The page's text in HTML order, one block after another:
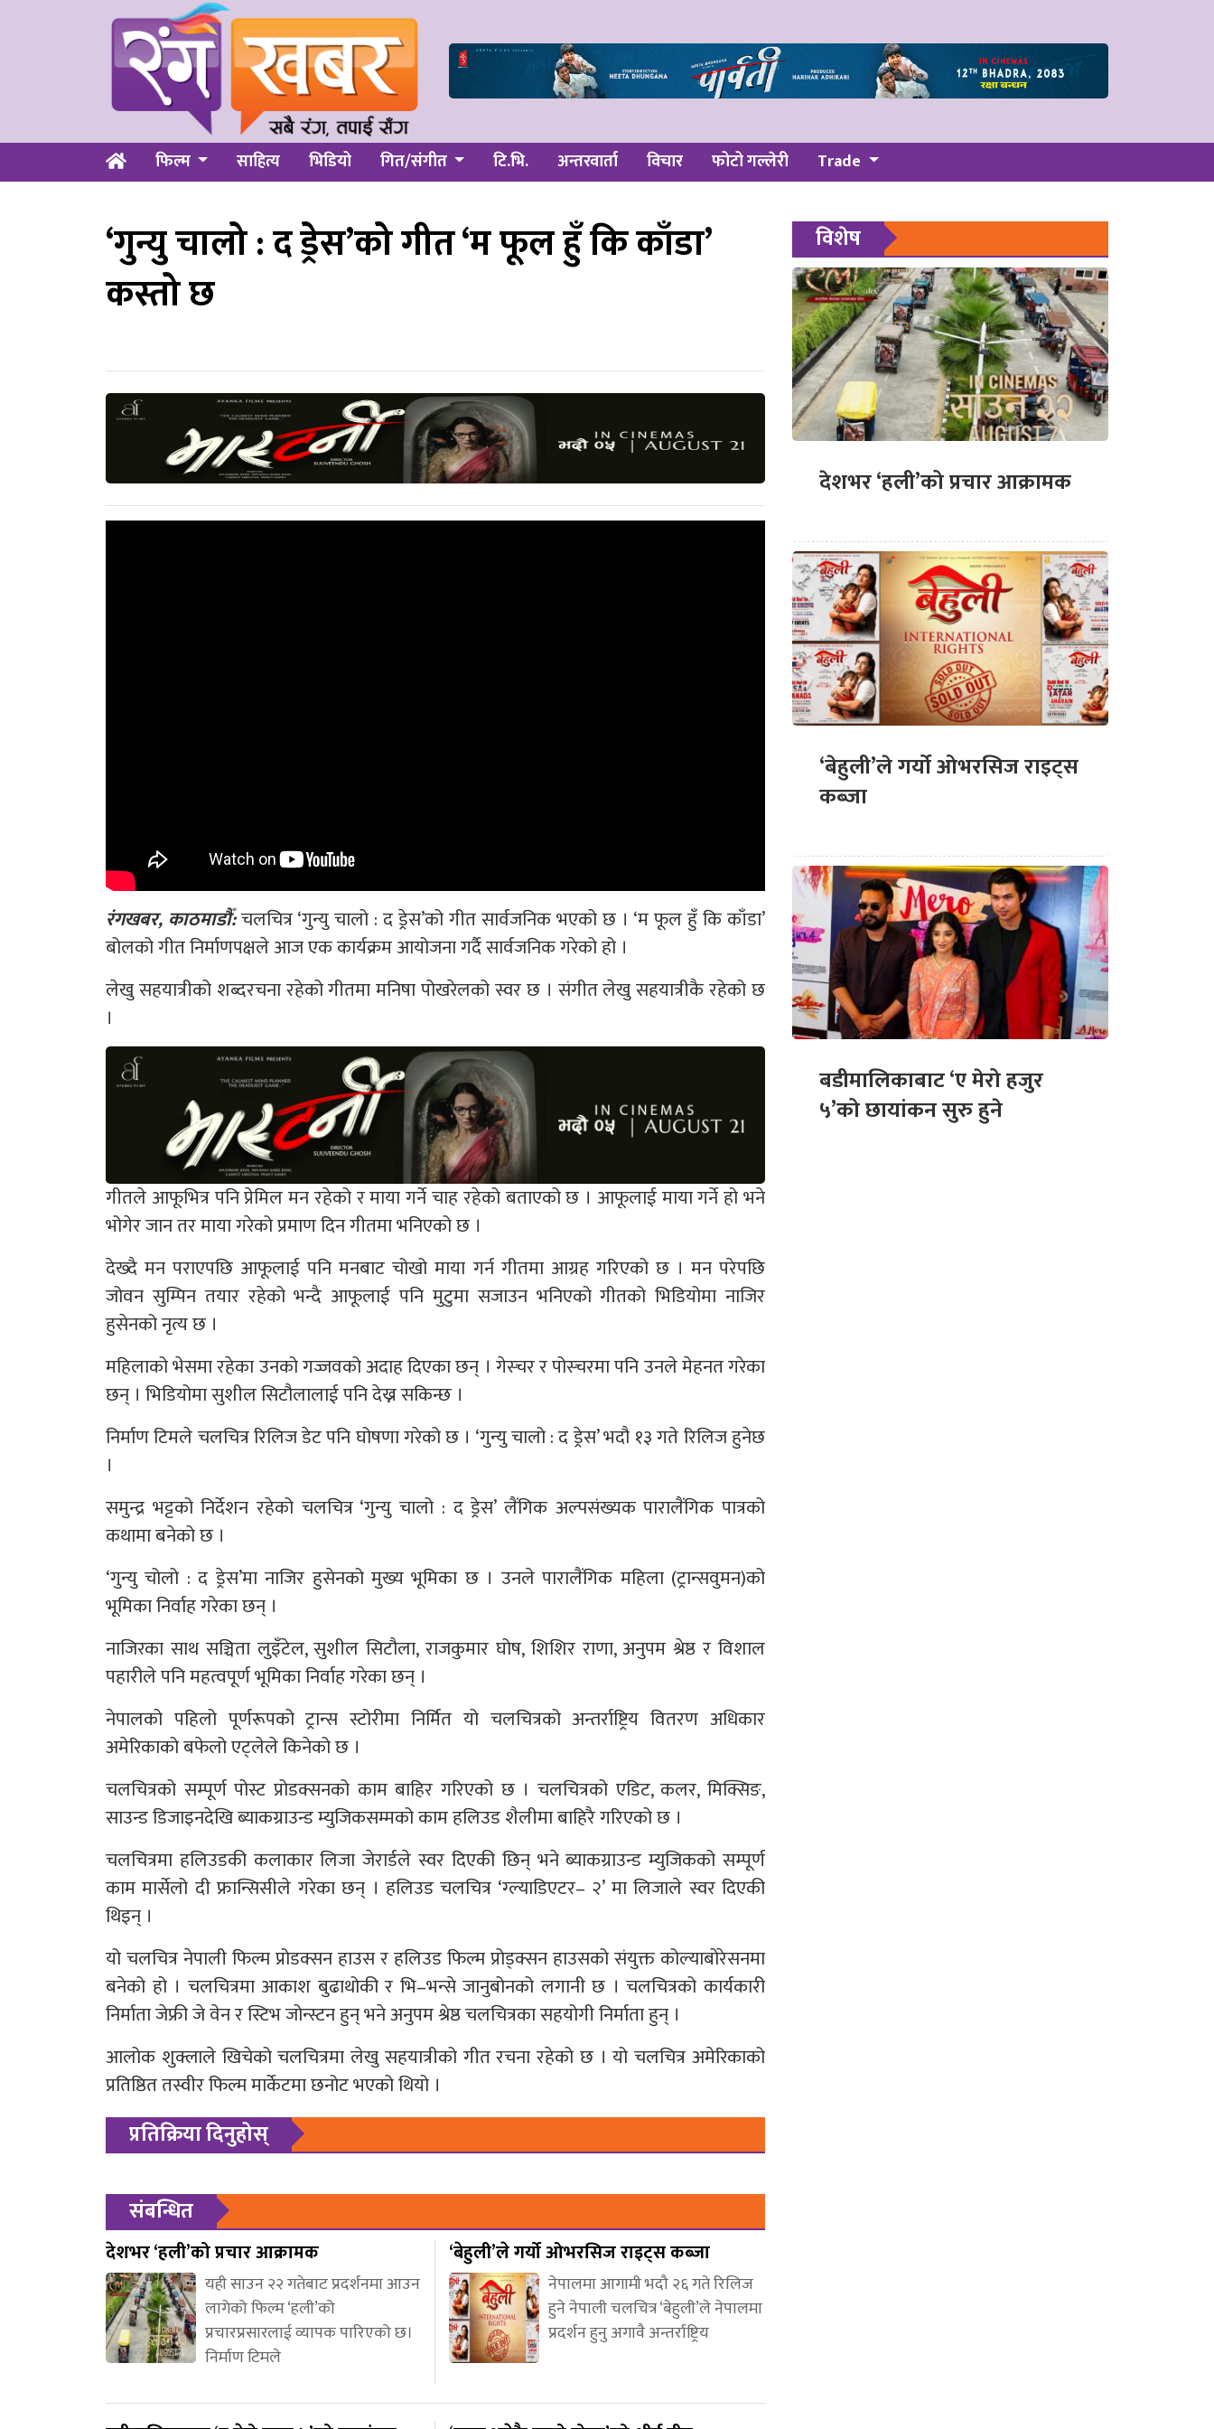
फिल्म साहित्य भिडियो गित/संगीत टि.भि. अन्तरवार्ता विचार फोटो गल्लेरी Trade
‘गुन्यु चालो : द ड्रेस’को गीत ‘म फूल हुँ कि काँडा’
कस्तो छ
रंगखबर, काठमाडौँ:चलचित्र ‘गुन्यु चालो : द ड्रेस’को गीत सार्वजनिक भएको छ । ‘म फूल हुँ कि काँडा’
बोलको गीत निर्माणपक्षले आज एक कार्यक्रम आयोजना गर्दै सार्वजनिक गरेको हो ।
लेखु सहयात्रीको शब्दरचना रहेको गीतमा मनिषा पोखरेलको स्वर छ । संगीत लेखु सहयात्रीकै रहेको छ
।
गीतले आफूभित्र पनि प्रेमिल मन रहेको र माया गर्ने चाह रहेको बताएको छ । आफूलाई माया गर्ने हो भने
भोगेर जान तर माया गरेको प्रमाण दिन गीतमा भनिएको छ ।
देख्दै मन पराएपछि आफूलाई पनि मनबाट चोखो माया गर्न गीतमा आग्रह गरिएको छ । मन परेपछि
जोवन सुम्पिन तयार रहेको भन्दै आफूलाई पनि मुटुमा सजाउन भनिएको गीतको भिडियोमा नाजिर
हुसेनको नृत्य छ ।
महिलाको भेसमा रहेका उनको गज्जवको अदाह दिएका छन् । गेस्चर र पोस्चरमा पनि उनले मेहनत गरेका
छन् । भिडियोमा सुशील सिटौलालाई पनि देख्न सकिन्छ ।
निर्माण टिमले चलचित्र रिलिज डेट पनि घोषणा गरेको छ । ‘गुन्यु चालो : द ड्रेस’ भदौ १३ गते रिलिज हुनेछ
।
समुन्द्र भट्टको निर्देशन रहेको चलचित्र ‘गुन्यु चालो : द ड्रेस’ लैंगिक अल्पसंख्यक पारालैंगिक पात्रको
कथामा बनेको छ ।
‘गुन्यु चोलो : द ड्रेस’मा नाजिर हुसेनको मुख्य भूमिका छ । उनले पारालैंगिक महिला (ट्रान्सवुमन)को
भूमिका निर्वाह गरेका छन् ।
नाजिरका साथ सञ्चिता लुइँटेल, सुशील सिटौला, राजकुमार घोष, शिशिर राणा, अनुपम श्रेष्ठ र विशाल
पहारीले पनि महत्वपूर्ण भूमिका निर्वाह गरेका छन् ।
नेपालको पहिलो पूर्णरूपको ट्रान्स स्टोरीमा निर्मित यो चलचित्रको अन्तर्राष्ट्रिय वितरण अधिकार
अमेरिकाको बफेलो एट्लेले किनेको छ ।
चलचित्रको सम्पूर्ण पोस्ट प्रोडक्सनको काम बाहिर गरिएको छ । चलचित्रको एडिट, कलर, मिक्सिङ,
साउन्ड डिजाइनदेखि ब्याकग्राउन्ड म्युजिकसम्मको काम हलिउड शैलीमा बाहिरै गरिएको छ ।
चलचित्रमा हलिउडकी कलाकार लिजा जेरार्डले स्वर दिएकी छिन् भने ब्याकग्राउन्ड म्युजिकको सम्पूर्ण
काम मार्सेलो दी फ्रान्सिसीले गरेका छन् । हलिउड चलचित्र ‘ग्ल्याडिएटर– २’ मा लिजाले स्वर दिएकी
थिइन् ।
यो चलचित्र नेपाली फिल्म प्रोडक्सन हाउस र हलिउड फिल्म प्रोड्क्सन हाउसको संयुक्त कोल्याबोरेसनमा
बनेको हो । चलचित्रमा आकाश बुढाथोकी र भि–भन्से जानुबोनको लगानी छ । चलचित्रको कार्यकारी
निर्माता जेफ्री जे वेन र स्टिभ जोन्स्टन हुन् भने अनुपम श्रेष्ठ चलचित्रका सहयोगी निर्माता हुन् ।
आलोक शुक्लाले खिचेको चलचित्रमा लेखु सहयात्रीको गीत रचना रहेको छ । यो चलचित्र अमेरिकाको
प्रतिष्ठित तस्वीर फिल्म मार्केटमा छनोट भएको थियो ।
प्रतिक्रिया दिनुहोस्
संबन्धित
देशभर ‘हली’को प्रचार आक्रामक
यही साउन २२ गतेबाट प्रदर्शनमा आउन
लागेको फिल्म ‘हली’को
प्रचारप्रसारलाई व्यापक पारिएको छ।
निर्माण टिमले
‘बेहुली’ले गर्यो ओभरसिज राइट्स कब्जा
नेपालमा आगामी भदौ २६ गते रिलिज
हुने नेपाली चलचित्र ‘बेहुली’ले नेपालमा
प्रदर्शन हुनु अगावै अन्तर्राष्ट्रिय
विशेष
देशभर ‘हली’को प्रचार आक्रामक
‘बेहुली’ले गर्यो ओभरसिज राइट्स
कब्जा
बडीमालिकाबाट ‘ए मेरो हजुर
५’को छायांकन सुरु हुने